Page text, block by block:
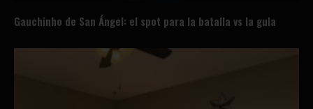
Gauchinho de San Ángel: el spot para la batalla vs la gula